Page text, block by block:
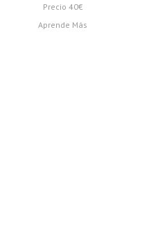
Precio 40€
Aprende Más